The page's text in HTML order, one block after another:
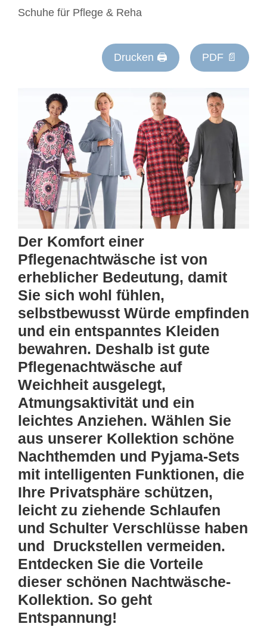
Schuhe für Pflege & Reha
Drucken 🖨 PDF 📄
Der Komfort einer
Pflegenachtwäsche ist von
erheblicher Bedeutung, damit
Sie sich wohl fühlen,
selbstbewusst Würde empfinden
und ein entspanntes Kleiden
bewahren. Deshalb ist gute
Pflegenachtwäsche auf
Weichheit ausgelegt,
Atmungsaktivität und ein
leichtes Anziehen. Wählen Sie
aus unserer Kollektion schöne
Nachthemden und Pyjama-Sets
mit intelligenten Funktionen, die
Ihre Privatsphäre schützen,
leicht zu ziehende Schlaufen
und Schulter Verschlüsse haben
und Druckstellen vermeiden.
Entdecken Sie die Vorteile
dieser schönen Nachtwäsche-
Kollektion. So geht
Entspannung!